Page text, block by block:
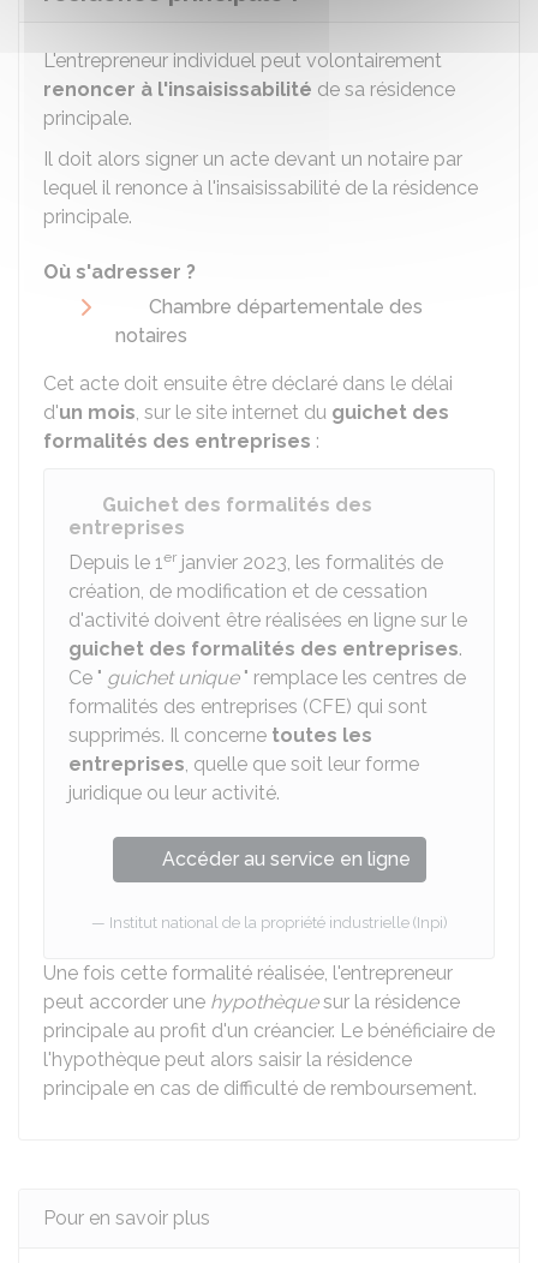
L'entrepreneur individuel peut volontairement
renoncer à l'insaisissabilité de sa résidence
principale.
Il doit alors signer un acte devant un notaire par
lequel il renonce à l'insaisissabilité de la résidence
principale.
Où s'adresser ?
Chambre départementale des
notaires
Cet acte doit ensuite être déclaré dans le délai
d'un mois, sur le site internet du guichet des
formalités des entreprises :
Guichet des formalités des
entreprises
Depuis le 1er janvier 2023, les formalités de
création, de modification et de cessation
d'activité doivent être réalisées en ligne sur le
guichet des formalités des entreprises.
Ce " guichet unique" remplace les centres de
formalités des entreprises (CFE) qui sont
supprimés. Il concerne toutes les
entreprises, quelle que soit leur forme
juridique ou leur activité.
Accéder au service en ligne
Institut national de la propriété industrielle (Inpi)
Une fois cette formalité réalisée, l'entrepreneur
peut accorder une hypothèquesur la résidence
principale au profit d'un créancier. Le bénéficiaire de
l'hypothèque peut alors saisir la résidence
principale en cas de difficulté de remboursement.
Pour en savoir plus